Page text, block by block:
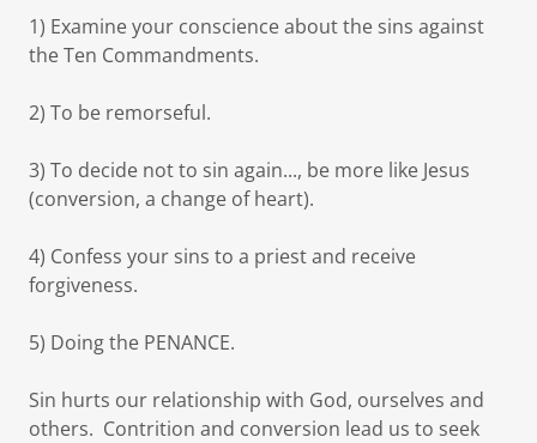
1) Examine your conscience about the sins against
the Ten Commandments.
2) To be remorseful.
3) To decide not to sin again..., be more like Jesus
(conversion, a change of heart).
4) Confess your sins to a priest and receive
forgiveness.
5) Doing the PENANCE.
Sin hurts our relationship with God, ourselves and
others. Contrition and conversion lead us to seek